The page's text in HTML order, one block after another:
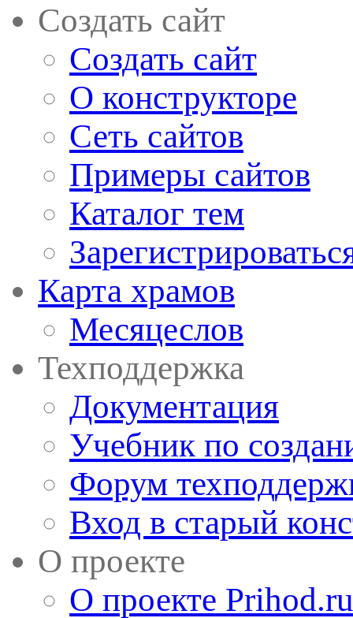
Создать сайт
Создать сайт
О конструкторе
Сеть сайтов
Примеры сайтов
Каталог тем
Карта храмов
Месяцеслов
Техподдержка
Документация
Учебник по
Форум
Вход в старый
О проекте
О проекте Prihod.ru